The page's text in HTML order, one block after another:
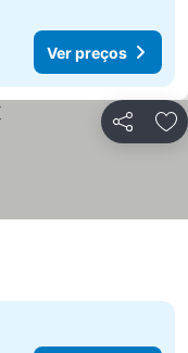
Ver preços
Partilhar